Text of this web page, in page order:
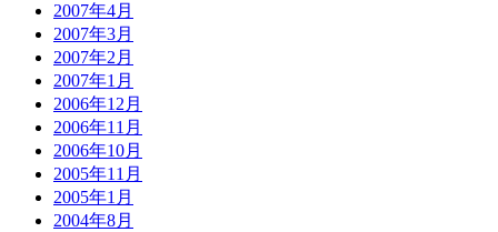
2007年4月
2007年3月
2007年2月
2007年1月
2006年12月
2006年11月
2006年10月
2005年11月
2005年1月
2004年8月